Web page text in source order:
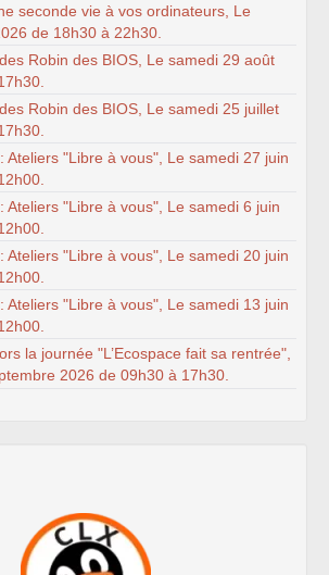
seconde vie à vos ordinateurs, Le
de 18h30 à 22h30.
Robin des BIOS, Le samedi 29 août
Robin des BIOS, Le samedi 25 juillet
Ateliers "Libre à vous", Le samedi 27 juin
Ateliers "Libre à vous", Le samedi 6 juin
Ateliers "Libre à vous", Le samedi 20 juin
Ateliers "Libre à vous", Le samedi 13 juin
la journée "L’Ecospace fait sa rentrée",
2026 de 09h30 à 17h30.